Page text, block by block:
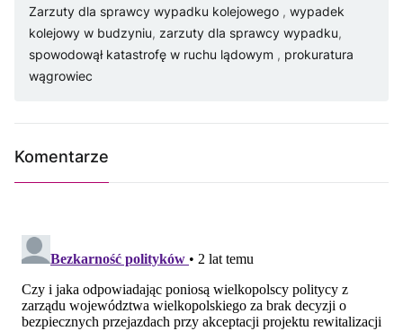
Zarzuty dla sprawcy wypadku kolejowego , wypadek
kolejowy w budzyniu, zarzuty dla sprawcy wypadku,
spowodowął katastrofę w ruchu lądowym , prokuratura
wągrowiec
Komentarze